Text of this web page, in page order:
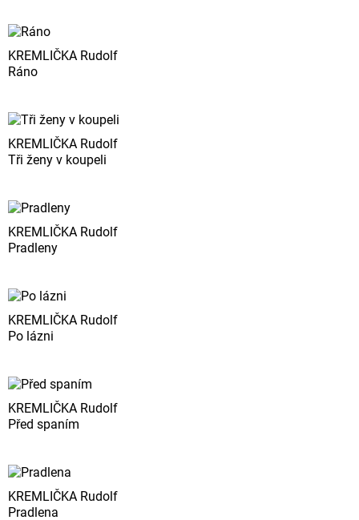
KREMLIČKA Rudolf
Ráno
KREMLIČKA Rudolf
Tři ženy v koupeli
KREMLIČKA Rudolf
Pradleny
KREMLIČKA Rudolf
Po lázni
KREMLIČKA Rudolf
Před spaním
KREMLIČKA Rudolf
Pradlena